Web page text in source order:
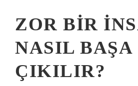
ZOR BIR
NASIL BAŞA
ÇIKILIR?